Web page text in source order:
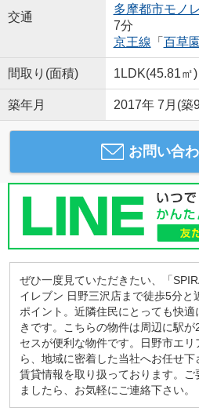
交通
多摩都市モノ
7分
京王線 「 百草園
間取り(面積) 1LDK(45.81㎡)
築年月 2017年 7月(築
お問い合
ぜひ一度見ていただきたい、「
イレブン 日野三沢店まで徒歩5分と
ポイント。近隣住民にとっても快
きです。こちらの物件は周辺に駅
セスが便利な物件です。日野市エ
ら、地域に密着した当社へお任せ
賃貸情報を取り扱っております。
ましたら、お気軽にご連絡下さい。